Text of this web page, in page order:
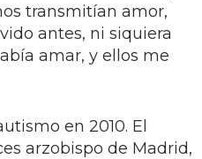
transmitían amor,
antes, ni siquiera
amar, y ellos me
en 2010. El
arzobispo de Madrid,